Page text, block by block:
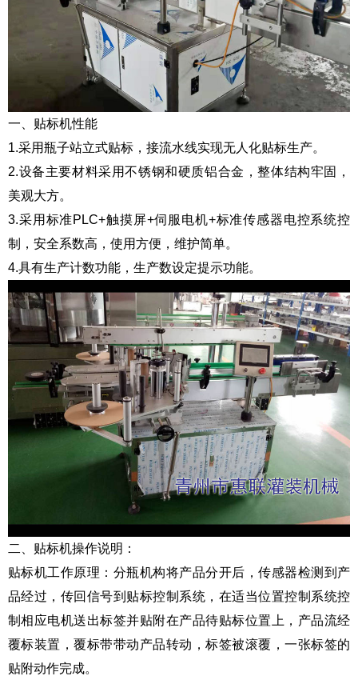
一、贴标机性能
1.采用瓶子站立式贴标，接流水线实现无人化贴标生产。
2.设备主要材料采用不锈钢和硬质铝合金，整体结构牢固，
美观大方。
3.采用标准PLC+触摸屏+伺服电机+标准传感器电控系统控
制，安全系数高，使用方便，维护简单。
4.具有生产计数功能，生产数设定提示功能。
二、贴标机操作说明：
贴标机工作原理：分瓶机构将产品分开后，传感器检测到产
品经过，传回信号到贴标控制系统，在适当位置控制系统控
制相应电机送出标签并贴附在产品待贴标位置上，产品流经
覆标装置，覆标带带动产品转动，标签被滚覆，一张标签的
贴附动作完成。